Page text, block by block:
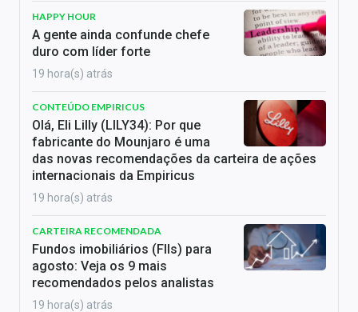
HAPPY HOUR
A gente ainda confunde chefe
duro com líder forte
19 hora(s) atrás
CONTEÚDO EMPIRICUS
Olá, Eli Lilly (LILY34): Por que
fabricante do Mounjaro é uma
das novas recomendações da carteira de ações
internacionais da Empiricus
19 hora(s) atrás
CARTEIRA RECOMENDADA
Fundos imobiliários (FIIs) para
agosto: Veja os 9 mais
recomendados pelos analistas
19 hora(s) atrás